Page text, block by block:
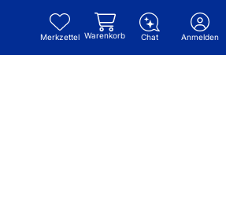
Merkzettel Warenkorb Chat Anmelden